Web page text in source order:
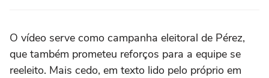
O vídeo serve como campanha eleitoral de Pérez,
que também prometeu reforços para a equipe se
reeleito. Mais cedo, em texto lido pelo próprio em